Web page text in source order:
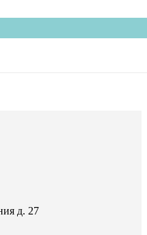
д. 27